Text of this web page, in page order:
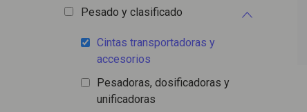
Pesado y clasificado
Cintas transportadoras y
accesorios
Pesadoras, dosificadoras y
unificadoras